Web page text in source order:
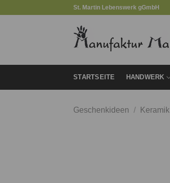
St. Martin Lebenswerk gGmbH
STARTSEITE HANDWERK
Geschenkideen / Keramik